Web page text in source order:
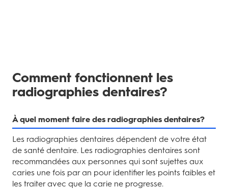
Comment fonctionnent les
radiographies dentaires?
À quel moment faire des radiographies dentaires?
Les radiographies dentaires dépendent de votre état
de santé dentaire. Les radiographies dentaires sont
recommandées aux personnes qui sont sujettes aux
caries une fois par an pour identifier les points faibles et
les traiter avec que la carie ne progresse.